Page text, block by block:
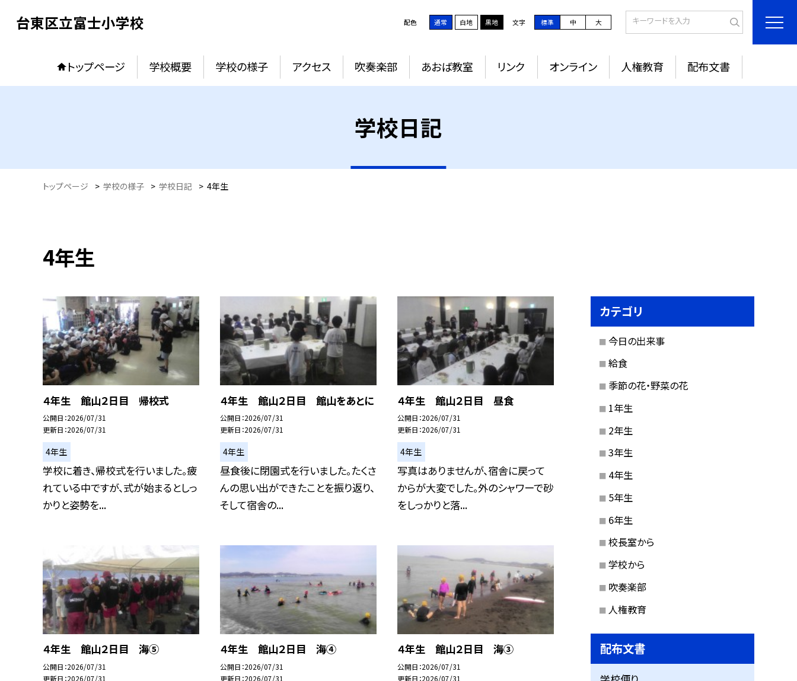
台東区立富士小学校 配色 通常 白地 黒地 文字 標準 中 大
トップページ 学校概要 学校の様子 アクセス 吹奏楽部 あおば教室 リンク オンライン 人権教育 配布文書
学校日記
トップページ > 学校の様子 > 学校日記 > 4年生
4年生
４年生 館山２日目 帰校式
公開日 2026/07/31
更新日 2026/07/31
4年生
学校に着き、帰校式を行いました。疲
れている中ですが、式が始まるとしっ
かりと姿勢を...
４年生 館山２日目 館山をあとに
公開日 2026/07/31
更新日 2026/07/31
4年生
昼食後に閉園式を行いました。たくさ
んの思い出ができたことを振り返り、
そして宿舎の...
４年生 館山２日目 昼食
公開日 2026/07/31
更新日 2026/07/31
4年生
写真はありませんが、宿舎に戻って
からが大変でした。外のシャワーで砂
をしっかりと落...
４年生 館山２日目 海⑤
公開日 2026/07/31
更新日 2026/07/31
４年生 館山２日目 海④
公開日 2026/07/31
更新日 2026/07/31
４年生 館山２日目 海③
公開日 2026/07/31
更新日 2026/07/31
カテゴリ
今日の出来事
給食
季節の花・野菜の花
1年生
2年生
3年生
4年生
5年生
6年生
校長室から
学校から
吹奏楽部
人権教育
配布文書